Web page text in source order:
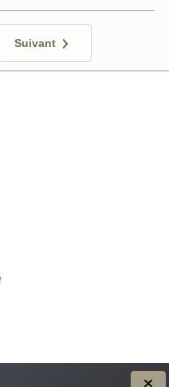
Suivant